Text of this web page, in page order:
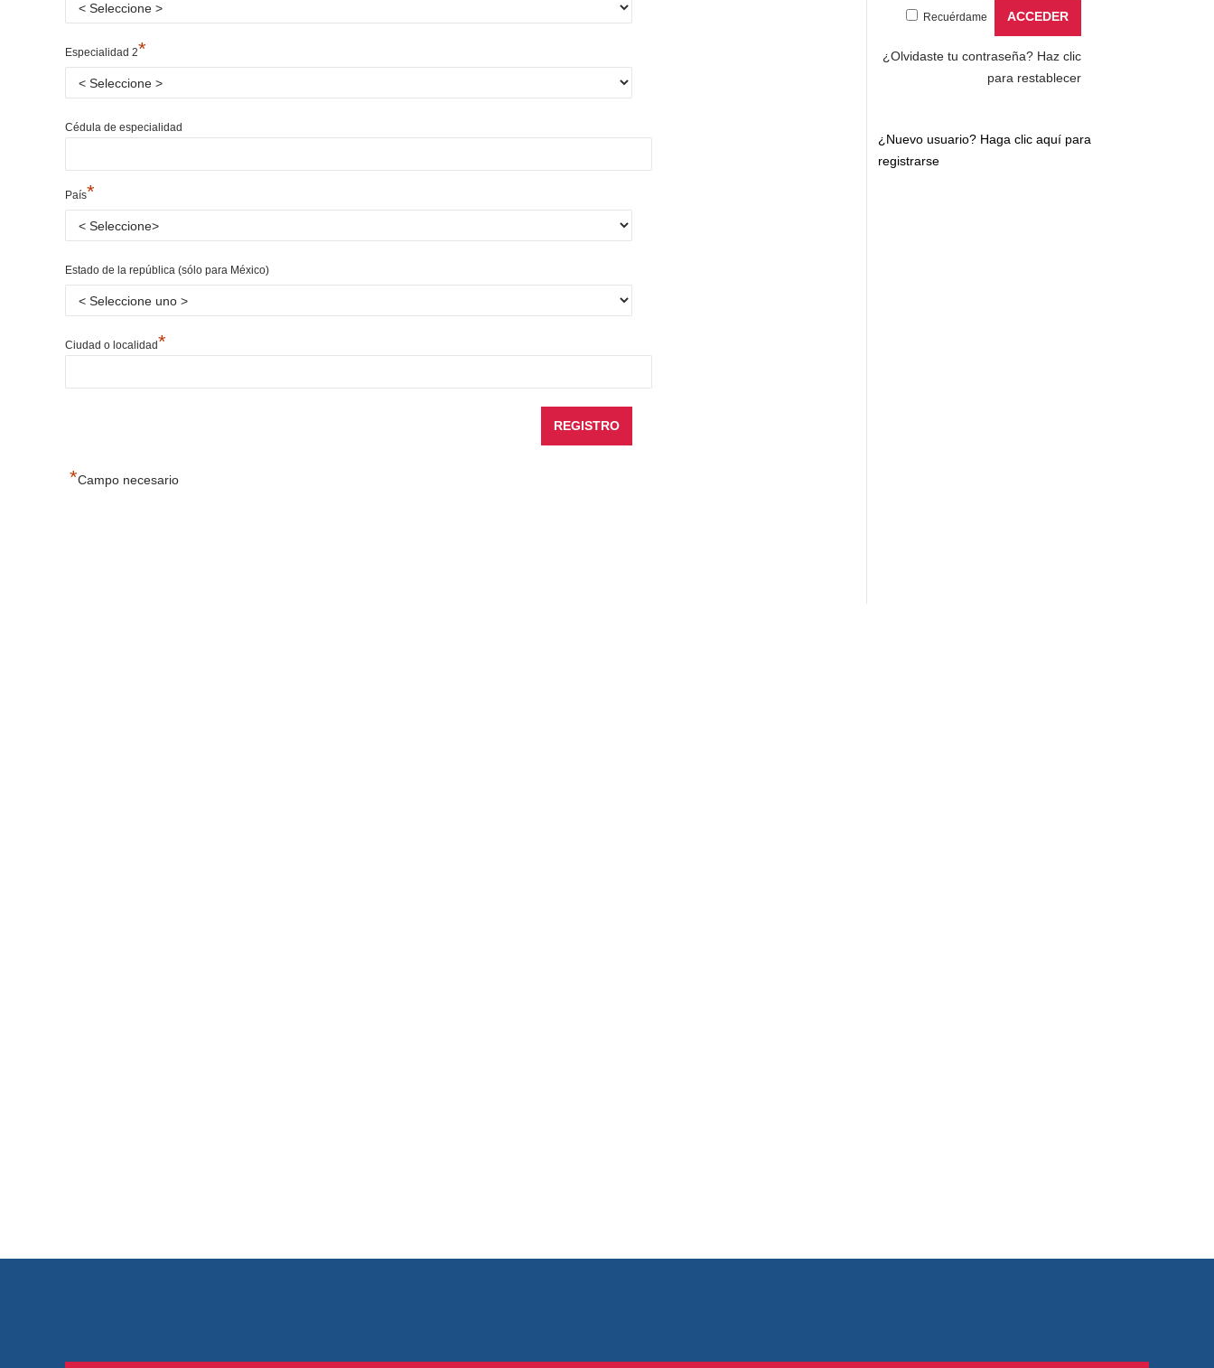
Especialidad 2*
Cédula de especialidad
País*
Estado de la república (sólo para México)
Ciudad o localidad*
*Campo necesario
Recuérdame
¿Olvidaste tu contraseña? Haz clic
para restablecer
¿Nuevo usuario? Haga clic aquí para
registrarse